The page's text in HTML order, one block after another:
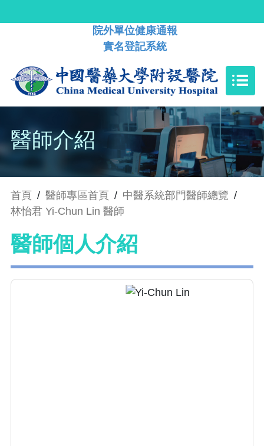
院外單位健康通報
實名登記系統
醫師介紹
首頁 / 醫師專區首頁 / 中醫系統部門醫師總覽 /
林怡君 Yi-Chun Lin 醫師
醫師個人介紹